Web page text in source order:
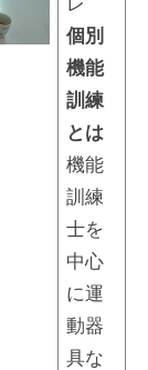
個別
機能
訓練
とは
機能
訓練
士を
中心
に運
動器
具な